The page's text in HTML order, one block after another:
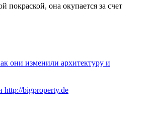
она окупается за счет
они изменили архитектуру и
bigproperty.de